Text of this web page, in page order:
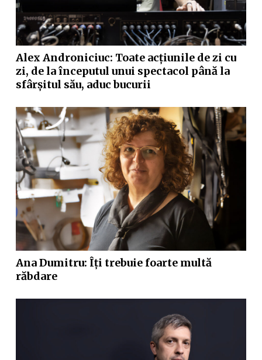
Alex Androniciuc: Toate acțiunile de zi cu
zi, de la începutul unui spectacol până la
sfârșitul său, aduc bucurii
Ana Dumitru: Îți trebuie foarte multă
răbdare